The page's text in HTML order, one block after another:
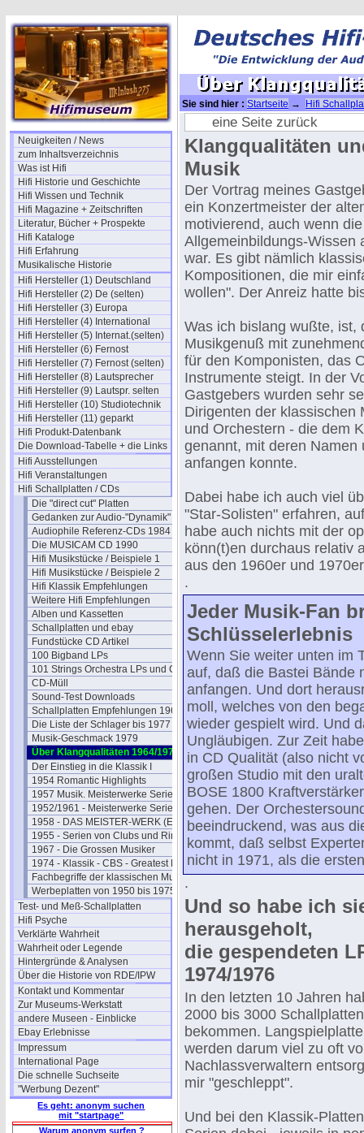
Neuigkeiten / News
zum Inhaltsverzeichnis
Was ist Hifi
Hifi Historie und Geschichte
Hifi Wissen und Technik
Hifi Magazine + Zeitschriften
Literatur, Bücher + Prospekte
Hifi Kataloge
Hifi Erfahrung
Musikalische Historie
Hifi Hersteller (1) Deutschland
Hifi Hersteller (2) De (selten)
Hifi Hersteller (3) Europa
Hifi Hersteller (4) International
Hifi Hersteller (5) Internat.(selten)
Hifi Hersteller (6) Fernost
Hifi Hersteller (7) Fernost (selten)
Hifi Hersteller (8) Lautsprecher
Hifi Hersteller (9) Lautspr. selten
Hifi Hersteller (10) Studiotechnik
Hifi Hersteller (11) geparkt
Hifi Produkt-Datenbank
Die Download-Tabelle + die Links
Hifi Ausstellungen
Hifi Veranstaltungen
Hifi Schallplatten / CDs
Die "direct cut" Platten
Gedanken zur Audio-"Dynamik"
Audiophile Referenz-CDs 1984
Die MUSICAM CD 1990
Hifi Musikstücke / Beispiele 1
Hifi Musikstücke / Beispiele 2
Hifi Klassik Empfehlungen
Weitere Hifi Empfehlungen
Alben und Kassetten
Schallplatten und ebay
Fundstücke CD Artikel
100 Bigband LPs
101 Strings Orchestra LPs und CDs
CD-Müll
Sound-Test Downloads
Schallplatten Empfehlungen 1962
Die Liste der Schlager bis 1977
Musik-Geschmack 1979
Über Klangqualitäten 1964/1976
Der Einstieg in die Klassik I
1954 Romantic Highlights
1957 Musik. Meisterwerke Serie
1952/1961 - Meisterwerke Serien
1958 - DAS MEISTER-WERK (EMI)
1955 - Serien von Clubs und Ringen
1967 - Die Grossen Musiker
1974 - Klassik - CBS - Greatest Hits
Fachbegriffe der klassischen Musik
Werbeplatten von 1950 bis 1975
Test- und Meß-Schallplatten
Hifi Psyche
Verklärte Wahrheit
Wahrheit oder Legende
Hintergründe & Analysen
Über die Historie von RDE/IPW
Kontakt und Kommentar
Zur Museums-Werkstatt
andere Museen - Einblicke
Ebay Erlebnisse
Impressum
International Page
Die schnelle Suchseite
"Werbung Dezent"
Es geht: anonym suchen
mit "startpage"
Warum anonym surfen ?
Sie sind hier : Startseite → Hifi
eine Seite zurück
Klangqualitäten
Musik
Der Vortrag meines
ein Konzertmeister der
motivierend, auch wenn
Allgemeinbildungs-Wissen
war. Es gibt nämlich
Kompositionen, die mir
wollen". Der Anreiz hatte
Was ich bislang wußte, ist,
Musikgenuß mit
für den Komponisten, das
Instrumente steigt. In der
Gastgebers wurden sehr
Dirigenten der klassischen
und Orchestern - die dem
genannt, mit deren
anfangen konnte.
Dabei habe ich auch viel
"Star-Solisten" erfahren,
habe auch nichts mit der
könn(t)en durchaus relativ
aus den 1960er und
.
Jeder Musik-Fan
Schlüsselerlebnis
Wenn Sie weiter unten im
auf, daß die Bastei Bände
anfangen. Und dort
moll, welches von den
wieder gespielt wird. Und
Ungläubigen. Zur Zeit
in CD Qualität (also nicht
großen Studio mit den
BOSE 1800
gehen. Der
beeindruckend, was aus
kommt, daß selbst
nicht in 1971, als die
.
Und so habe ich
herausgeholt,
die gespendeten
1974/1976
In den letzten 10 Jahren
2000 bis 3000
bekommen.
werden darum viel zu oft
Nachlassverwaltern
mir "geschleppt".
Und bei den Klassik-